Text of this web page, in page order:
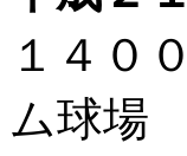
１４０
ム球場